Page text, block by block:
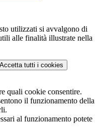
utilizzati si avvalgono di
alle finalità illustrate nella
Accetta tutti i cookies
quali cookie consentire.
il funzionamento della
al funzionamento potete